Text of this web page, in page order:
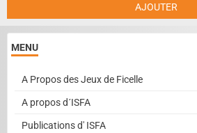
AJOUTER
MENU
A Propos des Jeux de Ficelle
A propos d´ISFA
Publications d' ISFA